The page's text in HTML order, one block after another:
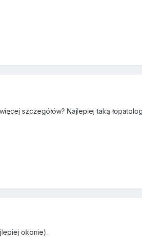
szczegółów? Najlepiej taką
okonie).